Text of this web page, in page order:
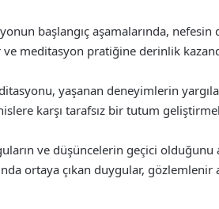
başlangıç aşamalarında, nefesin
meditasyon pratiğine derinlik
yaşanan deneyimlerin
karşı tarafsız bir tutum
ve düşüncelerin geçici olduğunu
ortaya çıkan duygular,